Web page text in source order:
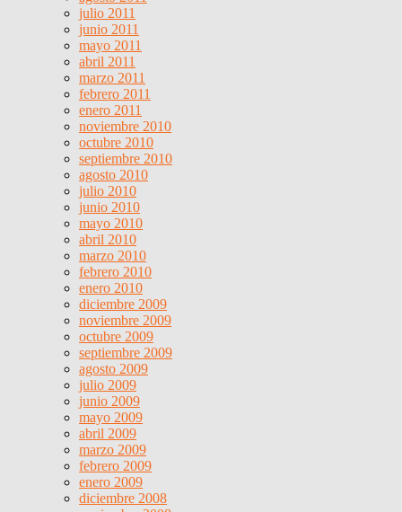
julio 2011
junio 2011
mayo 2011
abril 2011
marzo 2011
febrero 2011
enero 2011
noviembre 2010
octubre 2010
septiembre 2010
agosto 2010
julio 2010
junio 2010
mayo 2010
abril 2010
marzo 2010
febrero 2010
enero 2010
diciembre 2009
noviembre 2009
octubre 2009
septiembre 2009
agosto 2009
julio 2009
junio 2009
mayo 2009
abril 2009
marzo 2009
febrero 2009
enero 2009
diciembre 2008